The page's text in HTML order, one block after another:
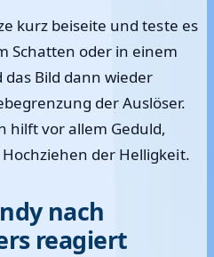
kurz beiseite und teste es
Schatten oder in einem
Bild dann wieder
der Auslöser.
hilft vor allem Geduld,
der Helligkeit.
nach
reagiert